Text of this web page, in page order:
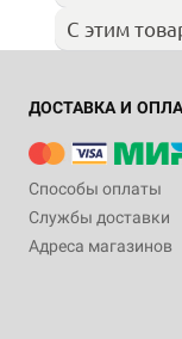
С этим
ДОСТАВКА И
Способы оплаты
Службы доставки
Адреса магазинов